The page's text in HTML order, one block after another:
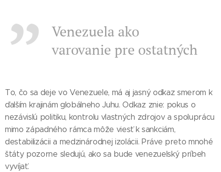
Venezuela ako
varovanie pre ostatných
To, čo sa deje vo Venezuele, má aj jasný odkaz smerom k
ďalším krajinám globálneho Juhu. Odkaz znie: pokus o
nezávislú politiku, kontrolu vlastných zdrojov a spoluprácu
mimo západného rámca môže viesť k sankciám,
destabilizácii a medzinárodnej izolácii. Práve preto mnohé
štáty pozorne sledujú, ako sa bude venezuelský príbeh
vyvíjať.